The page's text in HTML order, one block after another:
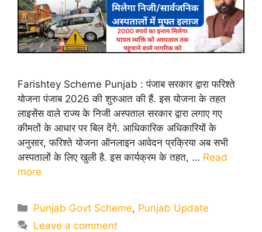
Farishtey Scheme Punjab : पंजाब सरकार द्वारा फरिश्ते
योजना पंजाब 2026 की शुरुआत की हैं. इस योजना के तहत
लाइसेंस वाले राज्य के निजी अस्पताल सरकार द्वारा लगाए गए
कीमतों के आधार पर बिल देंगे. आधिकारिक अधिकारियों के
अनुसार, फरिश्ते योजना ऑनलाइन आवेदन प्रक्रिया अब सभी
अस्पतालों के लिए खुली है. इस कार्यक्रम के तहत, … Read
more
Categories
Punjab Govt Scheme, Punjab Update
Leave a comment